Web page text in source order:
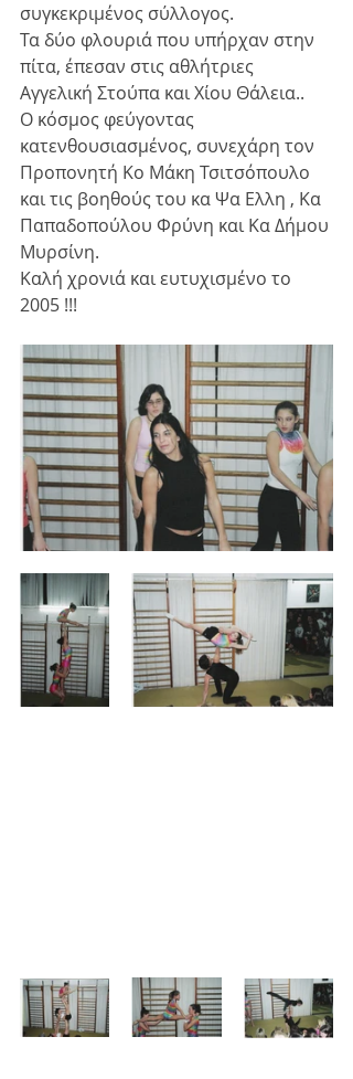
συγκεκριμένος σύλλογος.
Τα δύο φλουριά που υπήρχαν στην
πίτα, έπεσαν στις αθλήτριες
Αγγελική Στούπα και Χίου Θάλεια..
Ο κόσμος φεύγοντας
κατενθουσιασμένος, συνεχάρη τον
Προπονητή Κο Μάκη Τσιτσόπουλο
και τις βοηθούς του κα Ψα Ελλη , Κα
Παπαδοπούλου Φρύνη και Κα Δήμου
Μυρσίνη.
Καλή χρονιά και ευτυχισμένο το
2005 !!!